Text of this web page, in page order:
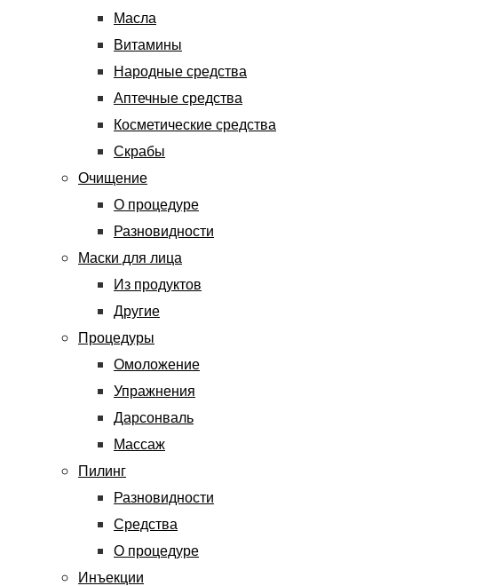
Масла
Витамины
Народные средства
Аптечные средства
Косметические средства
Скрабы
Очищение
О процедуре
Разновидности
Маски для лица
Из продуктов
Другие
Процедуры
Омоложение
Упражнения
Дарсонваль
Массаж
Пилинг
Разновидности
Средства
О процедуре
Инъекции